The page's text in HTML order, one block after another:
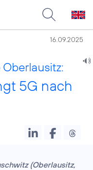
16.09.2025
5G nach
(Oberlausitz,